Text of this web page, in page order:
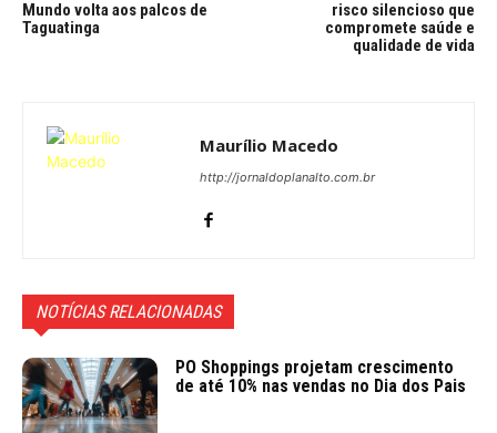
Mundo volta aos palcos de
Taguatinga
risco silencioso que
compromete saúde e
qualidade de vida
Maurílio Macedo
http://jornaldoplanalto.com.br
NOTÍCIAS RELACIONADAS
PO Shoppings projetam crescimento
de até 10% nas vendas no Dia dos Pais